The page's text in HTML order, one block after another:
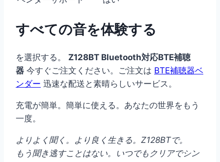
すべての音を体験する
を選択する。 Z128BT Bluetooth対応BTE補聴
器 今すぐご注文ください。ご注文は BTE補聴器ベ
ンダー 迅速な配送と素晴らしいサービス。
充電が簡単。簡単に使える。あなたの世界をもう
一度。
よりよく聞く。より良く生きる。Z128BTで。
もう聞き逃すことはない。いつでもクリアでシン